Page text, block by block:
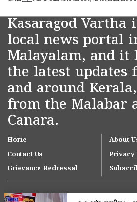
Kasaragod Vartha
local news portal
Malayalam, and it
the latest updates
and around
from the Malabar
Canara.
Home
About
Contact Us
Privacy
Grievance Redressal